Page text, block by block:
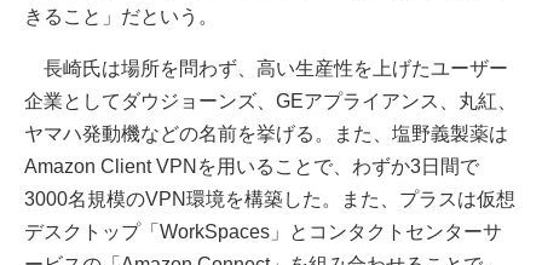
きること」だという。
長崎氏は場所を問わず、高い生産性を上げたユーザー
企業としてダウジョーンズ、GEアプライアンス、丸紅、
ヤマハ発動機などの名前を挙げる。また、塩野義製薬は
Amazon Client VPNを用いることで、わずか3日間で
3000名規模のVPN環境を構築した。また、プラスは仮想
デスクトップ「WorkSpaces」とコンタクトセンターサ